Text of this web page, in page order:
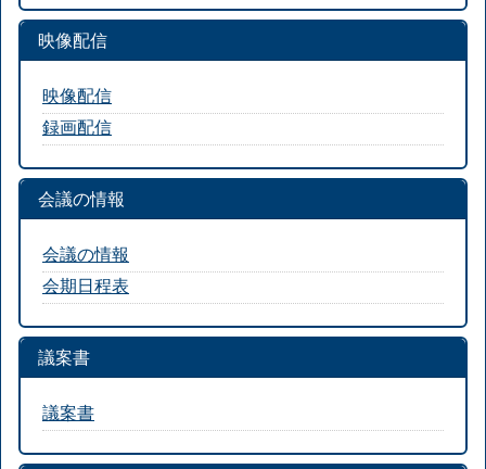
映像配信
映像配信
録画配信
会議の情報
会議の情報
会期日程表
議案書
議案書